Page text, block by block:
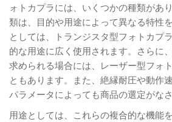
ォトカプラには、いくつかの種類があ
類は、目的や用途によって異なる特性
としては、トランジスタ型フォトカプ
的な用途に広く使用されます。さらに
求められる場合には、レーザー型フォ
ともあります。また、絶縁耐圧や動作
パラメータによっても商品の選定がなさ
用途としては、これらの複合的な機能